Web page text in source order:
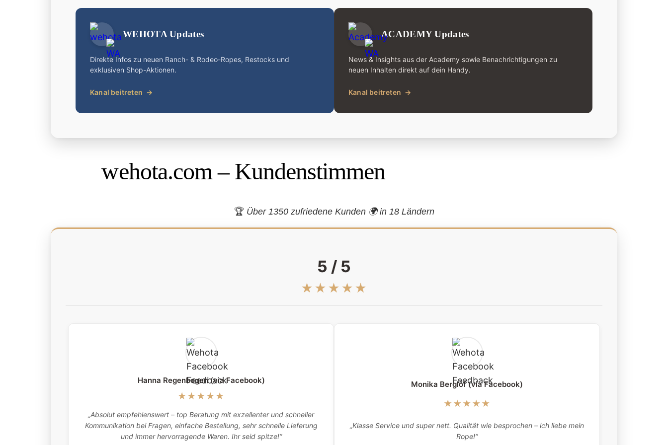
WEHOTA Updates
Direkte Infos zu neuen Ranch- & Rodeo-Ropes, Restocks und
exklusiven Shop-Aktionen.
Kanal beitreten →
ACADEMY Updates
News & Insights aus der Academy sowie Benachrichtigungen zu
neuen Inhalten direkt auf dein Handy.
Kanal beitreten →
wehota.com – Kundenstimmen
🏆 Über 1350 zufriedene Kunden 🌍 in 18 Ländern
5 / 5
★★★★★
Hanna Regenbogen (via Facebook)
★★★★★
„Absolut empfehlenswert – top Beratung mit exzellenter und schneller
Kommunikation bei Fragen, einfache Bestellung, sehr schnelle Lieferung
und immer hervorragende Waren. Ihr seid spitze!“
Monika Berglöf (via Facebook)
★★★★★
„Klasse Service und super nett. Qualität wie besprochen – ich liebe mein
Rope!“